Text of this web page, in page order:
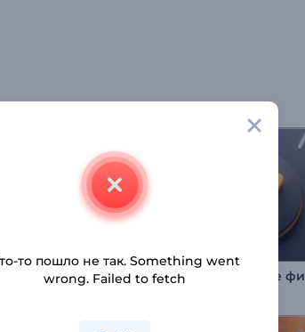
Анимация лого: Разноцветный дым
то пошло не так. Something went
wrong. Failed to fetch